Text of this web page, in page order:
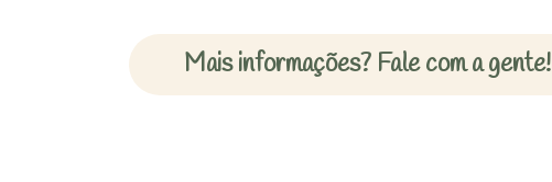
Mais informações? Fale com a gente!